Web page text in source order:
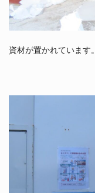
資材が置かれています。